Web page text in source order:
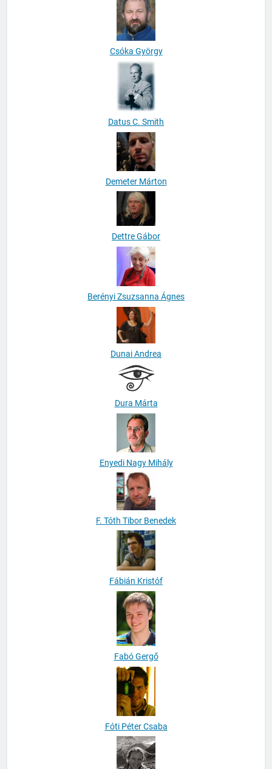
Csóka György
Datus C. Smith
Demeter Márton
Dettre Gábor
Berényi Zsuzsanna Ágnes
Dunai Andrea
Dura Márta
Enyedi Nagy Mihály
F. Tóth Tibor Benedek
Fábián Kristóf
Fabó Gergő
Fóti Péter Csaba